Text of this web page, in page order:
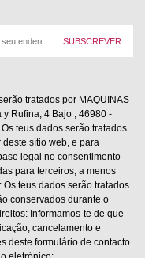
tratados por MAQUINAS
y Rufina, 4 Bajo , 46980 -
teus dados serão tratados
sítio web, e para
legal no consentimento
para terceiros, a menos
teus dados serão tratados
conservados durante o
Informamos-te de que
cancelamento e
deste formulário de contacto